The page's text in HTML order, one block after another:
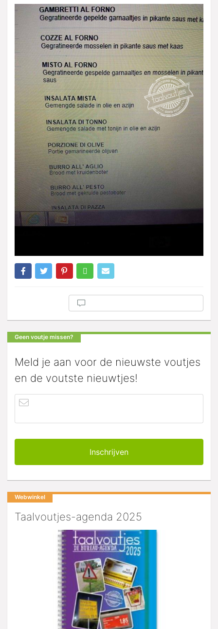
Geen voutje missen?
Meld je aan voor de nieuwste voutjes
en de voutste nieuwtjes!
Webwinkel
Taalvoutjes-agenda 2025